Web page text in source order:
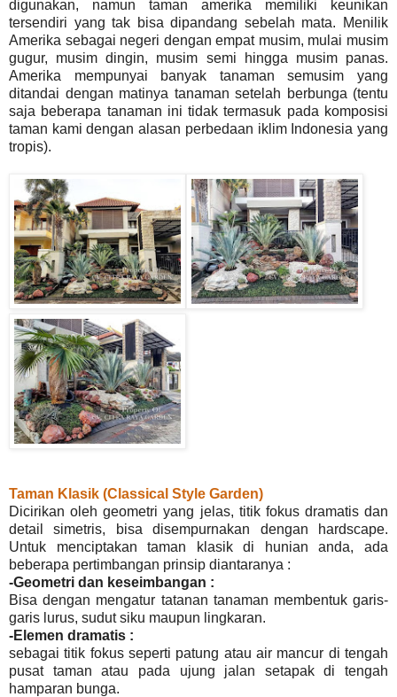
digunakan, namun taman amerika memiliki keunikan
tersendiri yang tak bisa dipandang sebelah mata. Menilik
Amerika sebagai negeri dengan empat musim, mulai musim
gugur, musim dingin, musim semi hingga musim panas.
Amerika mempunyai banyak tanaman semusim yang
ditandai dengan matinya tanaman setelah berbunga (tentu
saja beberapa tanaman ini tidak termasuk pada komposisi
taman kami dengan alasan perbedaan iklim Indonesia yang
tropis).
Taman Klasik (Classical Style Garden)
Dicirikan oleh geometri yang jelas, titik fokus dramatis dan
detail simetris, bisa disempurnakan dengan hardscape.
Untuk menciptakan taman klasik di hunian anda, ada
beberapa pertimbangan prinsip diantaranya :
-Geometri dan keseimbangan :
Bisa dengan mengatur tatanan tanaman membentuk garis-
garis lurus, sudut siku maupun lingkaran.
-Elemen dramatis :
sebagai titik fokus seperti patung atau air mancur di tengah
pusat taman atau pada ujung jalan setapak di tengah
hamparan bunga.